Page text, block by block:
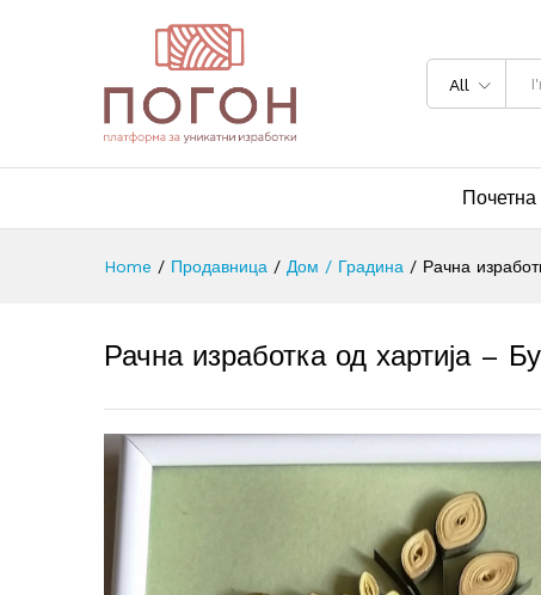
All
Почетна
Home / Продавница / Дом / Градина / Рачна
Рачна изработка од хартија –